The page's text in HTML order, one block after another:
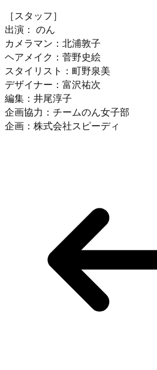
［スタッフ］
出演： のん
カメラマン：北浦敦子
ヘアメイク：菅野史絵
スタイリスト：町野泉美
デザイナー：富沢祐次
編集：井尾淳子
企画協力：チームのん女子部
企画：株式会社スピーディ